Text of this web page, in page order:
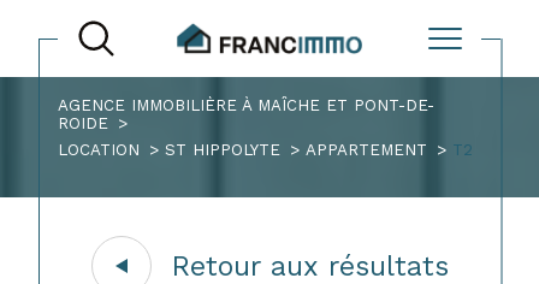
AGENCE IMMOBILIÈRE À MAÎCHE ET PONT-DE-
ROIDE
LOCATION
ST HIPPOLYTE APPARTEMENT T2
Retour aux résultats